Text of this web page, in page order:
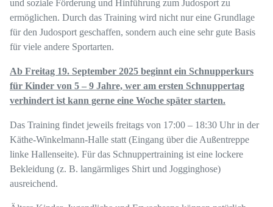
und soziale Förderung und Hinführung zum Judosport zu
ermöglichen. Durch das Training wird nicht nur eine Grundlage
für den Judosport geschaffen, sondern auch eine sehr gute Basis
für viele andere Sportarten.
Ab Freitag 19. September 2025 beginnt ein Schnupperkurs
für Kinder von 5 – 9 Jahre, wer am ersten Schnuppertag
verhindert ist kann gerne eine Woche später starten.
Das Training findet jeweils freitags von 17:00 – 18:30 Uhr in der
Käthe-Winkelmann-Halle statt (Eingang über die Außentreppe
linke Hallenseite). Für das Schnuppertraining ist eine lockere
Bekleidung (z. B. langärmliges Shirt und Jogginghose)
ausreichend.